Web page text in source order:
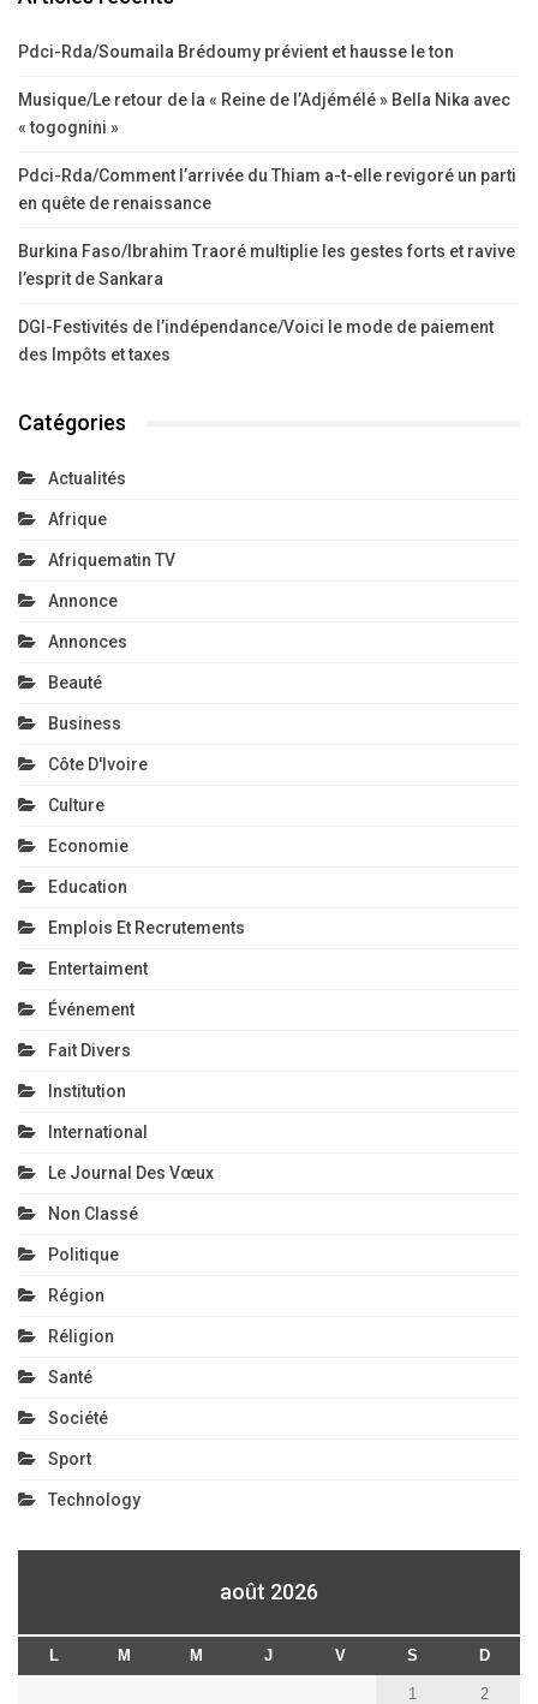
Pdci-Rda/Soumaila Brédoumy prévient et hausse le ton
Musique/Le retour de la « Reine de l’Adjémélé » Bella Nika avec
« togognini »
Pdci-Rda/Comment l’arrivée du Thiam a-t-elle revigoré un parti
en quête de renaissance
Burkina Faso/Ibrahim Traoré multiplie les gestes forts et ravive
l’esprit de Sankara
DGI-Festivités de l’indépendance/Voici le mode de paiement
des Impôts et taxes
Catégories
Actualités
Afrique
Afriquematin TV
Annonce
Annonces
Beauté
Business
Côte D'Ivoire
Culture
Economie
Education
Emplois Et Recrutements
Entertaiment
Événement
Fait Divers
Institution
International
Le Journal Des Vœux
Non Classé
Politique
Région
Réligion
Santé
Société
Sport
Technology
août 2026
L M M J V S D
1 2